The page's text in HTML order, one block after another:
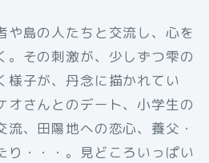
や島の人たちと交流し、心を
。その刺激が、少しずつ雫の
様子が、丹念に描かれてい
オさんとのデート、小学生の
流、田陽地への恋心、養父・
り・・・。見どころいっぱい